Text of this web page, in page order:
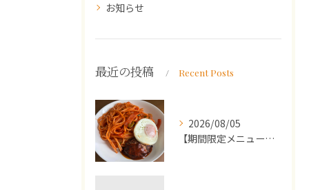
お知らせ
最近の投稿 Recent Posts
2026/08/05
【期間限定メニュー】洋食屋さんのナポリタンとミニハンバーグ